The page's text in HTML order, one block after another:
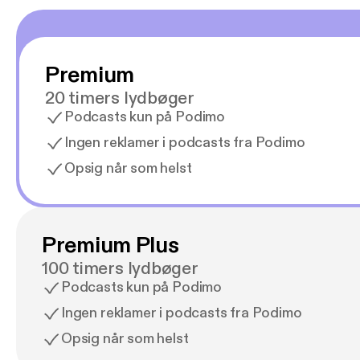
Premium
20 timers lydbøger
Podcasts kun på Podimo
Ingen reklamer i podcasts fra Podimo
Opsig når som helst
Premium Plus
100 timers lydbøger
Podcasts kun på Podimo
Ingen reklamer i podcasts fra Podimo
Opsig når som helst